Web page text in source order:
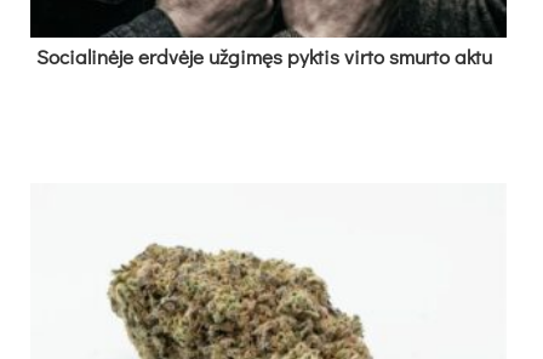
So­cia­li­nė­je erd­vė­je už­gi­męs pyk­tis vir­to smur­to ak­tu